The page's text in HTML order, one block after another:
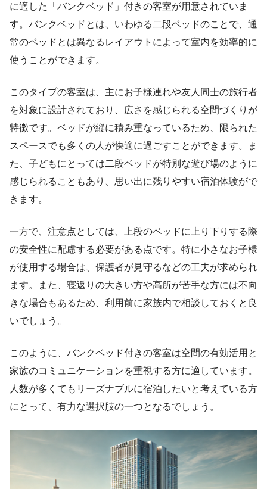
に適した「バンクベッド」付きの客室が用意されていま
す。バンクベッドとは、いわゆる二段ベッドのことで、通
常のベッドとは異なるレイアウトによって室内を効率的に
使うことができます。
このタイプの客室は、主にお子様連れや友人同士の旅行者
を対象に設計されており、広さを感じられる空間づくりが
特徴です。ベッドが縦に積み重なっているため、限られた
スペースでも多くの人が快適に過ごすことができます。ま
た、子どもにとっては二段ベッドが特別な遊び場のように
感じられることもあり、思い出に残りやすい宿泊体験がで
きます。
一方で、注意点としては、上段のベッドに上り下りする際
の安全性に配慮する必要がある点です。特に小さなお子様
が使用する場合は、保護者が見守るなどの工夫が求められ
ます。また、寝返りの大きい方や高所が苦手な方には不向
きな場合もあるため、利用前に家族内で相談しておくと良
いでしょう。
このように、バンクベッド付きの客室は空間の有効活用と
家族のコミュニケーションを重視する方に適しています。
人数が多くてもリーズナブルに宿泊したいと考えている方
にとって、有力な選択肢の一つとなるでしょう。